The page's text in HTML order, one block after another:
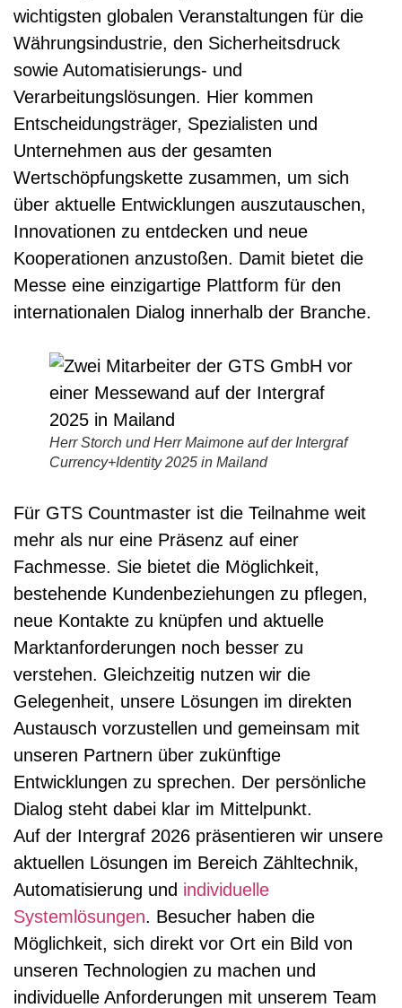
wichtigsten globalen Veranstaltungen für die
Währungsindustrie, den Sicherheitsdruck
sowie Automatisierungs- und
Verarbeitungslösungen. Hier kommen
Entscheidungsträger, Spezialisten und
Unternehmen aus der gesamten
Wertschöpfungskette zusammen, um sich
über aktuelle Entwicklungen auszutauschen,
Innovationen zu entdecken und neue
Kooperationen anzustoßen. Damit bietet die
Messe eine einzigartige Plattform für den
internationalen Dialog innerhalb der Branche.
Herr Storch und Herr Maimone auf der Intergraf
Currency+Identity 2025 in Mailand
Für GTS Countmaster ist die Teilnahme weit
mehr als nur eine Präsenz auf einer
Fachmesse. Sie bietet die Möglichkeit,
bestehende Kundenbeziehungen zu pflegen,
neue Kontakte zu knüpfen und aktuelle
Marktanforderungen noch besser zu
verstehen. Gleichzeitig nutzen wir die
Gelegenheit, unsere Lösungen im direkten
Austausch vorzustellen und gemeinsam mit
unseren Partnern über zukünftige
Entwicklungen zu sprechen. Der persönliche
Dialog steht dabei klar im Mittelpunkt.
Auf der Intergraf 2026 präsentieren wir unsere
aktuellen Lösungen im Bereich Zähltechnik,
Automatisierung und individuelle
Systemlösungen. Besucher haben die
Möglichkeit, sich direkt vor Ort ein Bild von
unseren Technologien zu machen und
individuelle Anforderungen mit unserem Team